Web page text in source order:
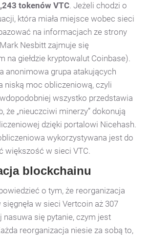
tokenów VTC. Jeżeli chodzi o
która miała miejsce wobec sieci
na informacjach ze strony
Nesbitt zajmuje się
na giełdzie kryptowalut Coinbase).
anonimowa grupa atakujących
niską moc obliczeniową, czyli
wszystko przedstawia
że „nieuczciwi minerzy” dokonują
dzięki portalowi Nicehash.
wykorzystywana jest do
większość w sieci VTC.
blockchainu
o tym, że reorganizacja
sięgnęła w sieci Vertcoin aż 307
nasuwa się pytanie, czym jest
reorganizacja niesie za sobą to,